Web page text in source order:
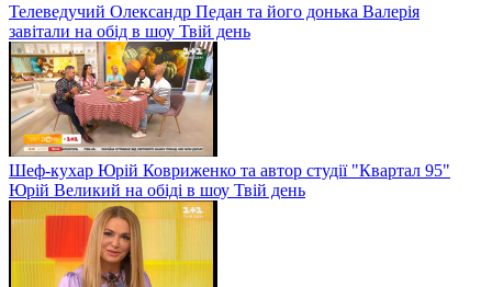
Телеведучий Олександр Педан та його донька Валерія
завітали на обід в шоу Твій день
Шеф-кухар Юрій Ковриженко та автор студії "Квартал 95"
Юрій Великий на обіді в шоу Твій день